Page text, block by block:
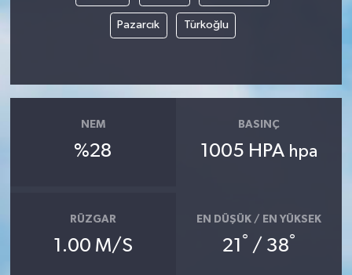
Pazarcık Türkoğlu
NEM
%28
BASINÇ
1005 HPA hpa
RÜZGAR
1.00 M/S
EN DÜŞÜK / EN YÜKSEK
21 ° / 38°